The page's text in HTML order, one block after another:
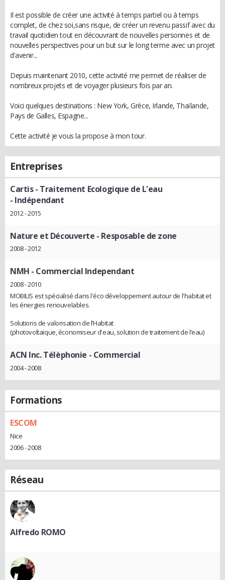
Il est possible de créer une activité à temps partiel ou à temps
complet, de chez soi,sans risque, de créer un revenu passif avec du
travail quotidien tout en découvrant de nouvelles personnes et de
nouvelles perspectives pour un but sur le long terme avec un projet
d'avenir...
Depuis maintenant 2010, cette activité me permet de réaliser de
nombreux projets et de voyager plusieurs fois par an.
Voici quelques destinations : New York, Grèce, Irlande, Thaïlande,
Pays de Galles, Espagne...
Cette activité je vous la propose à mon tour.
Entreprises
Cartis - Traitement Ecologique de L'eau
- Indépendant
2012 - 2015
Nature et Découverte - Resposable de zone
2008 - 2012
NMH - Commercial Independant
2008 - 2010
MOBILIS est spécialisé dans l'éco développement autour de l'habitat et
les énergies renouvelables.
Solutions de valorisation de l’Habitat
(photovoltaïque, économiseur d'eau, solution de traitement de l’eau)
ACN Inc. Télèphonie - Commercial
2004 - 2008
Formations
ESCOM
Nice
2006 - 2008
Réseau
Alfredo ROMO